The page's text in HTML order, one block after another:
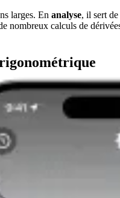
larges. En analyse, il sert
nombreux calculs de
les enseignants et les
d'équations
la physique et
un outil
simples aux
de nombreux